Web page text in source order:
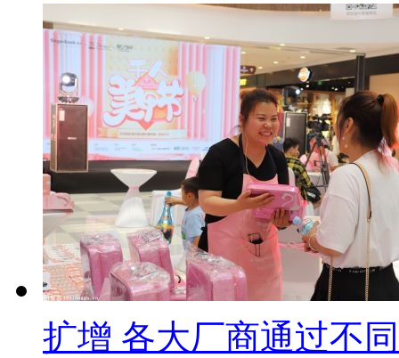
扩增 各大厂商通过不